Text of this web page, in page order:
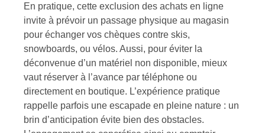
En pratique, cette exclusion des achats en ligne
invite à prévoir un passage physique au magasin
pour échanger vos chèques contre skis,
snowboards, ou vélos. Aussi, pour éviter la
déconvenue d’un matériel non disponible, mieux
vaut réserver à l’avance par téléphone ou
directement en boutique. L’expérience pratique
rappelle parfois une escapade en pleine nature : un
brin d’anticipation évite bien des obstacles.